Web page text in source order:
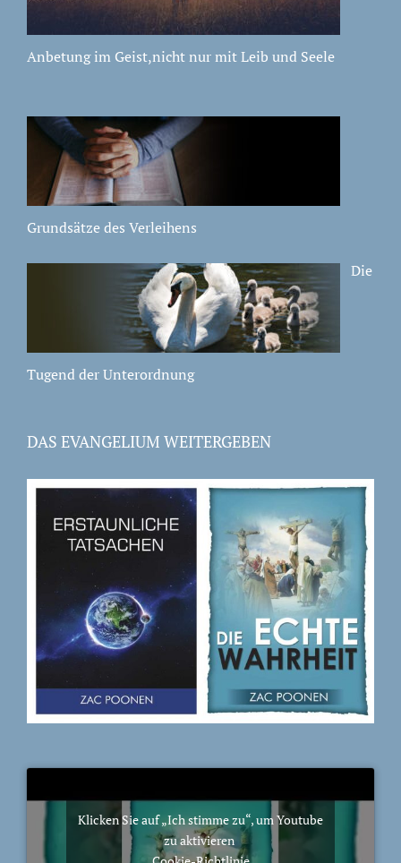
Anbetung im Geist,nicht nur mit Leib und Seele
Grundsätze des Verleihens
Die
Tugend der Unterordnung
DAS EVANGELIUM WEITERGEBEN
Klicken Sie auf „Ich stimme zu“, um Youtube
zu aktivieren